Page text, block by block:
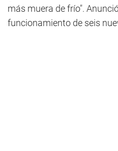
más muera de frío".
funcionamiento de seis